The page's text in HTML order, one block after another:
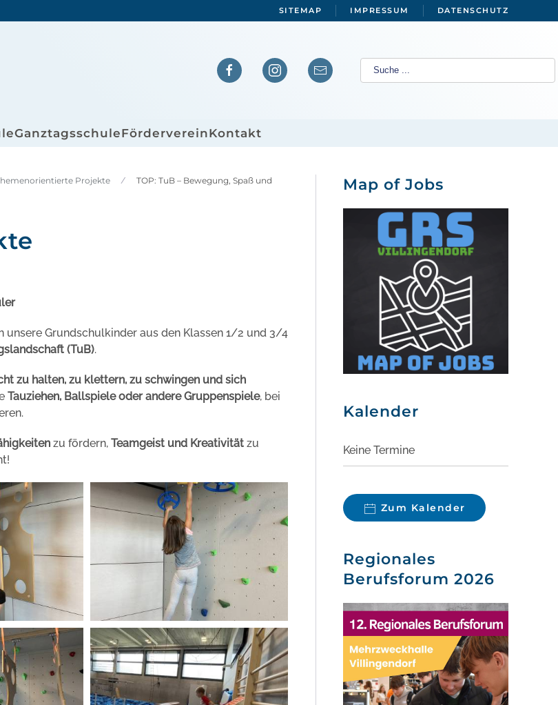
SITEMAP IMPRESSUM DATENSCHUTZ
GanztagsschuleFördervereinKontakt
Projekte
TOP: TuB – Bewegung, Spaß und
unsere Grundschulkinder aus den Klassen 1/2 und 3/4
(TuB).
zu halten, zu klettern, zu schwingen und sich
Tauziehen, Ballspiele oder andere Gruppenspiele, bei
zu fördern, Teamgeist und Kreativität zu
Map of Jobs
Kalender
Keine Termine
Zum Kalender
Regionales
Berufsforum 2026